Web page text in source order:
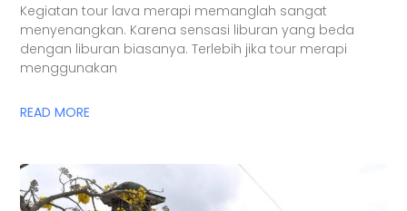
Kegiatan tour lava merapi memanglah sangat
menyenangkan. Karena sensasi liburan yang beda
dengan liburan biasanya. Terlebih jika tour merapi
menggunakan
READ MORE